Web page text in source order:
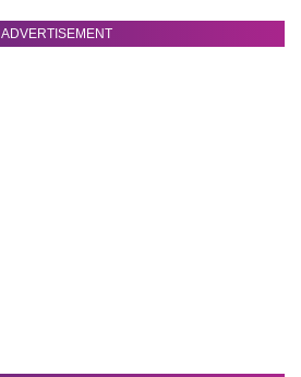
ADVERTISEMENT